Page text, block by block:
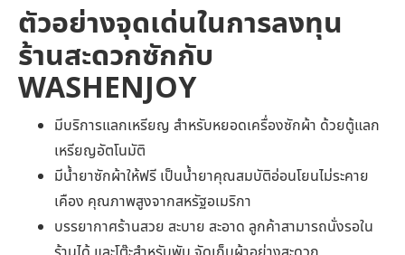
ตัวอย่างจุดเด่นในการลงทุน
ร้านสะดวกซักกับ
WASHENJOY
มีบริการแลกเหรียญ สำหรับหยอดเครื่องซักผ้า ด้วยตู้แลก
เหรียญอัตโนมัติ
มีน้ำยาซักผ้าให้ฟรี เป็นน้ำยาคุณสมบัติอ่อนโยนไม่ระคาย
เคือง คุณภาพสูงจากสหรัฐอเมริกา
บรรยากาศร้านสวย สะบาย สะอาด ลูกค้าสามารถนั่งรอใน
ร้านได้ และโต๊ะสำหรับพับ จัดเก็บผ้าอย่างสะดวก